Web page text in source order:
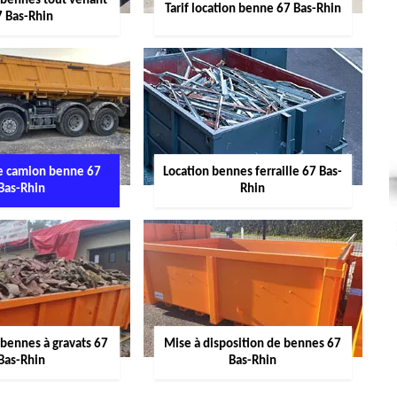
Bas-Rhin
Tarif location benne 67 Bas-Rhin
camion benne 67
Rhin
Location bennes ferraille 67 Bas-
Rhin
à gravats 67
Rhin
Mise à disposition de bennes 67
Bas-Rhin